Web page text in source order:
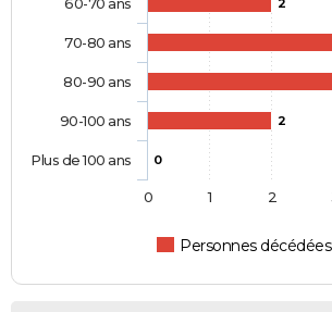
2
0
Personnes décédées
70-80 ans
80-90 ans
90-100 ans
Plus de 100 ans
0 1 2